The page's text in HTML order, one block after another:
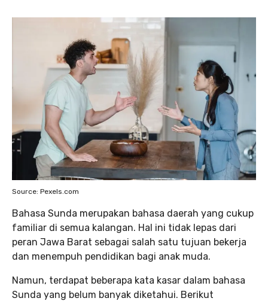
Source: Pexels.com
Bahasa Sunda merupakan bahasa daerah yang cukup
familiar di semua kalangan. Hal ini tidak lepas dari
peran Jawa Barat sebagai salah satu tujuan bekerja
dan menempuh pendidikan bagi anak muda.
Namun, terdapat beberapa kata kasar dalam bahasa
Sunda yang belum banyak diketahui. Berikut